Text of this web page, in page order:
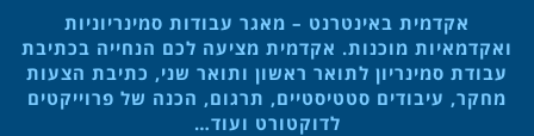
אקדמית באינטרנט – מאגר עבודות סמינריוניות
ואקדמאיות מוכנות. אקדמית מציעה לכם הנחייה בכתיבת
עבודת סמינריון לתואר ראשון ותואר שני, כתיבת הצעות
מחקר, עיבודים סטטיסטיים, תרגום, הכנה של פרוייקטים
לדוקטורט ועוד…